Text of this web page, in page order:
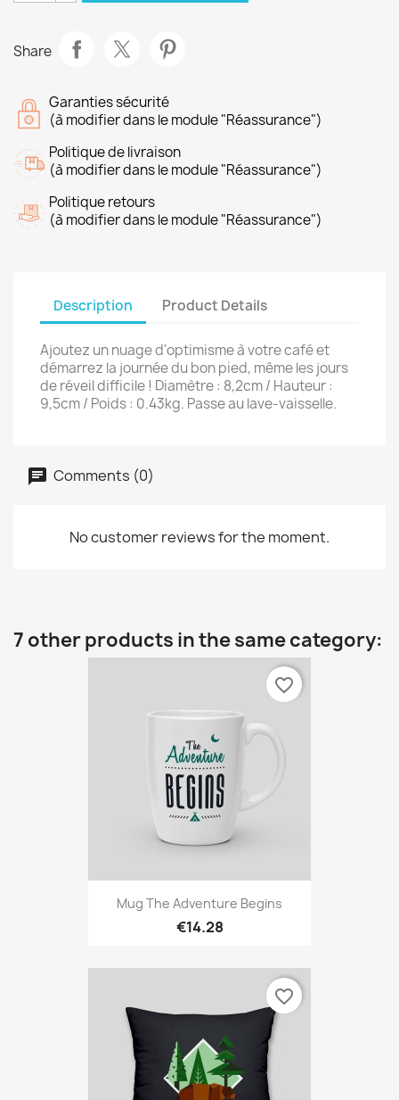
Share
Garanties sécurité
(à modifier dans le module "Réassurance")
Politique de livraison
(à modifier dans le module "Réassurance")
Politique retours
(à modifier dans le module "Réassurance")
Description Product Details
Ajoutez un nuage d'optimisme à votre café et
démarrez la journée du bon pied, même les jours
de réveil difficile ! Diamètre : 8,2cm / Hauteur :
9,5cm / Poids : 0.43kg. Passe au lave-vaisselle.
Comments (0)
No customer reviews for the moment.
7 other products in the same category:
Mug The Adventure Begins
€14.28
favorite_border
favorite_border